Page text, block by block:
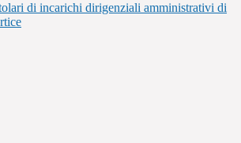
di incarichi dirigenziali amministrativi di